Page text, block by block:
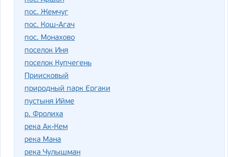
пос. Жемчуг
пос. Кош-Агач
пос. Монахово
поселок Иня
поселок Купчегень
Приисковый
природный парк Ергаки
пустыня Ийме
р. Фролиха
река Ак-Кем
река Мана
река Чулышман